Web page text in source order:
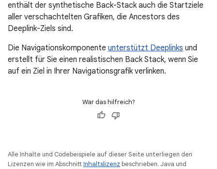
enthält der synthetische Back-Stack auch die Startziele
aller verschachtelten Grafiken, die Ancestors des
Deeplink-Ziels sind.
Die Navigationskomponente unterstützt Deeplinks und
erstellt für Sie einen realistischen Back Stack, wenn Sie
auf ein Ziel in Ihrer Navigationsgrafik verlinken.
War das hilfreich?
Alle Inhalte und Codebeispiele auf dieser Seite unterliegen den
Lizenzen wie im AbschnittInhaltslizenz beschrieben. Java und